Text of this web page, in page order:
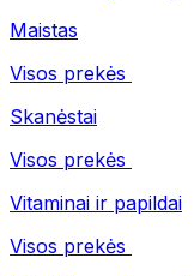
Maistas
Visos prekės
Skanėstai
Visos prekės
Vitaminai ir papildai
Visos prekės